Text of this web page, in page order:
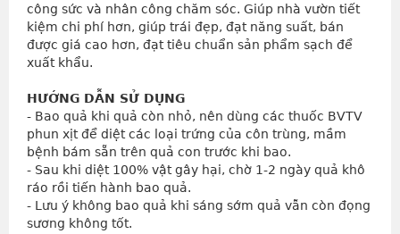
công sức và nhân công chăm sóc. Giúp nhà vườn tiết
kiệm chi phí hơn, giúp trái đẹp, đạt năng suất, bán
được giá cao hơn, đạt tiêu chuẩn sản phẩm sạch để
xuất khẩu.
HƯỚNG DẪN SỬ DỤNG
- Bao quả khi quả còn nhỏ, nên dùng các thuốc BVTV
phun xịt để diệt các loại trứng của côn trùng, mầm
bệnh bám sẵn trên quả con trước khi bao.
- Sau khi diệt 100% vật gây hại, chờ 1-2 ngày quả khô
ráo rồi tiến hành bao quả.
- Lưu ý không bao quả khi sáng sớm quả vẫn còn đọng
sương không tốt.